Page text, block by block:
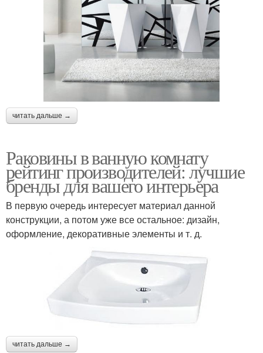
читать дальше →
Раковины в ванную комнату
рейтинг производителей: лучшие
бренды для вашего интерьера
В первую очередь интересует материал данной
конструкции, а потом уже все остальное: дизайн,
оформление, декоративные элементы и т. д.
читать дальше →